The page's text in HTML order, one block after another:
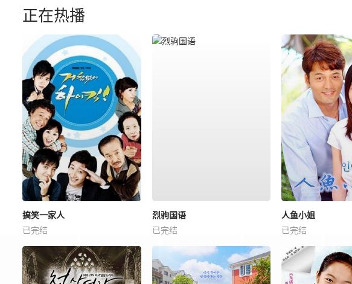
正在热播
搞笑一家人
已完结
烈驹国语
已完结
人鱼小姐
已完结